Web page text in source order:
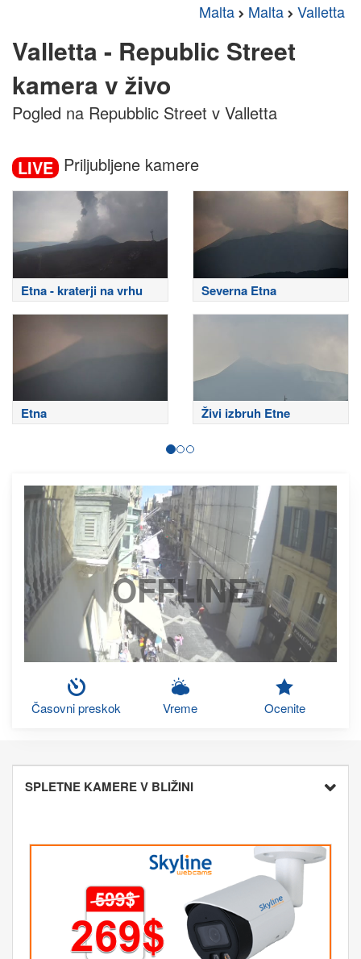
Malta Malta Valletta
Valletta - Republic Street
kamera v živo
Pogled na Repubblic Street v Valletta
LIVE Priljubljene kamere
Etna - kraterji na vrhu Severna Etna
Etna Živi izbruh Etne
OFFLINE
Časovni preskok Vreme Ocenite
SPLETNE KAMERE V BLIŽINI